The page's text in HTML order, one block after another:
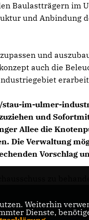
Baulastträgern im
und Anbindung
und
auch die
im-ulmer-
und
Allee die
Die Verwaltung
Vorschlag
Weiterhin
Dienste,